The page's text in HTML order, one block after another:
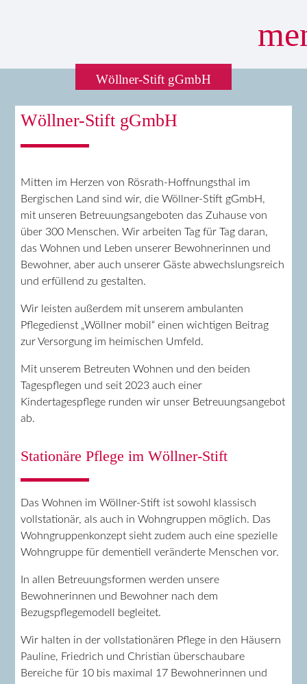
Suchbegriffe SUCHEN
Wöllner-Stift gGmbH
Wöllner-Stift gGmbH
Mitten im Herzen von Rösrath-Hoffnungsthal im
Bergischen Land sind wir, die Wöllner-Stift gGmbH,
mit unseren Betreuungsangeboten das Zuhause von
über 300 Menschen. Wir arbeiten Tag für Tag daran,
das Wohnen und Leben unserer Bewohnerinnen und
Bewohner, aber auch unserer Gäste abwechslungsreich
und erfüllend zu gestalten.
Wir leisten außerdem mit unserem ambulanten
Pflegedienst „Wöllner mobil“ einen wichtigen Beitrag
zur Versorgung im heimischen Umfeld.
Mit unserem Betreuten Wohnen und den beiden
Tagespflegen und seit 2023 auch einer
Kindertagespflege runden wir unser Betreuungsangebot
ab.
Stationäre Pflege im Wöllner-Stift
Das Wohnen im Wöllner-Stift ist sowohl klassisch
vollstationär, als auch in Wohngruppen möglich. Das
Wohngruppenkonzept sieht zudem auch eine spezielle
Wohngruppe für dementiell veränderte Menschen vor.
In allen Betreuungsformen werden unsere
Bewohnerinnen und Bewohner nach dem
Bezugspflegemodell begleitet.
Wir halten in der vollstationären Pflege in den Häusern
Pauline, Friedrich und Christian überschaubare
Bereiche für 10 bis maximal 17 Bewohnerinnen und